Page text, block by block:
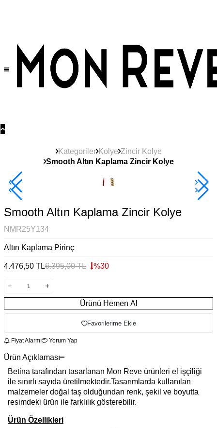
Kategoriler Kolye Zincir Kolye
Smooth Altın Kaplama Zincir Kolye
2+ Ürüne +%10
Smooth Altın Kaplama Zincir Kolye
NMR25Y134
Altın Kaplama Pirinç
4.476,50 TL6.395,00TL %30
Ürünü Hemen Al
Favorilerime Ekle
Fiyat Alarmı Yorum Yap
Ürün Açıklaması
Betina tarafından tasarlanan Mon Reve ürünleri el işçiliği
ile sınırlı sayıda üretilmektedir.Tasarımlarda kullanılan
malzemeler doğal taş olduğundan renk, şekil ve boyutta
resimdeki ürün ile farklılık gösterebilir.
Ürün Özellikleri